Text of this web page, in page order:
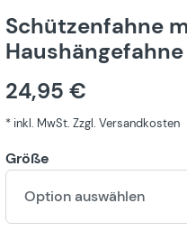
Schützenfahne
24,95 €
* inkl. MwSt. Zzgl. Versandkosten
Größe
Option auswählen